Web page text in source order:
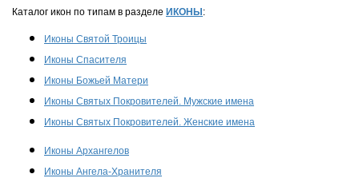
Каталог икон по типам в разделе ИКОНЫ :
Иконы Святой Троицы
Иконы Спасителя
Иконы Божьей Матери
Иконы Святых Покровителей. Мужские имена
Иконы Святых Покровителей. Женские имена
Иконы Архангелов
Иконы Ангела-Хранителя